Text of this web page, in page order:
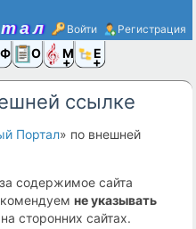
Войти Регистрация
Фото Ещё
ссылке
Портал» по внешней
содержимое сайта
не указывать
сторонних сайтах.